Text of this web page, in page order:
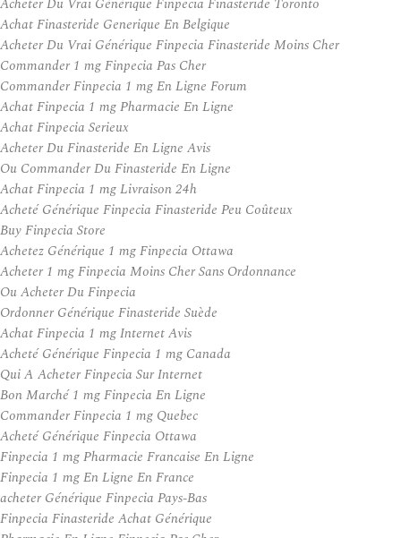
Achat Finasteride Generique En Belgique
Acheter Du Vrai Générique Finpecia Finasteride Moins Cher
Commander 1 mg Finpecia Pas Cher
Commander Finpecia 1 mg En Ligne Forum
Achat Finpecia 1 mg Pharmacie En Ligne
Achat Finpecia Serieux
Acheter Du Finasteride En Ligne Avis
Ou Commander Du Finasteride En Ligne
Achat Finpecia 1 mg Livraison 24h
Acheté Générique Finpecia Finasteride Peu Coûteux
Buy Finpecia Store
Achetez Générique 1 mg Finpecia Ottawa
Acheter 1 mg Finpecia Moins Cher Sans Ordonnance
Ou Acheter Du Finpecia
Ordonner Générique Finasteride Suède
Achat Finpecia 1 mg Internet Avis
Acheté Générique Finpecia 1 mg Canada
Qui A Acheter Finpecia Sur Internet
Bon Marché 1 mg Finpecia En Ligne
Commander Finpecia 1 mg Quebec
Acheté Générique Finpecia Ottawa
Finpecia 1 mg Pharmacie Francaise En Ligne
Finpecia 1 mg En Ligne En France
acheter Générique Finpecia Pays-Bas
Finpecia Finasteride Achat Générique